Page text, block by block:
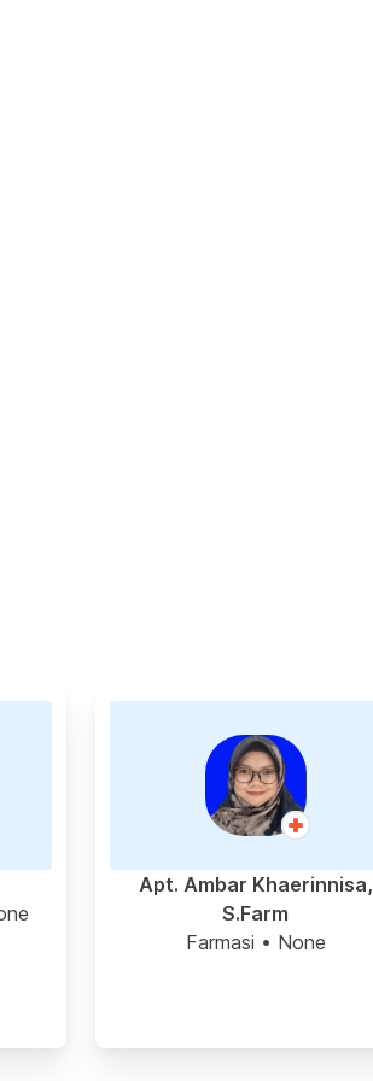
Apt. Ambar Khaerinnisa,
S.Farm
Farmasi • None